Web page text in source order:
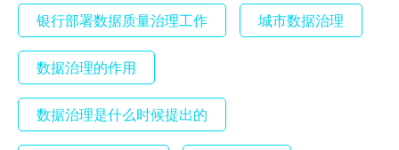
银行部署数据质量治理工作 城市数据治理
数据治理的作用
数据治理是什么时候提出的